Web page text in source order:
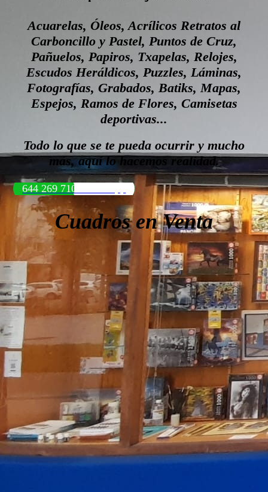
Acuarelas, Óleos, Acrílicos Retratos al
Carboncillo y Pastel, Puntos de Cruz,
Pañuelos, Papiros, Txapelas, Relojes,
Escudos Heráldicos, Puzzles, Láminas,
Fotografías, Grabados, Batiks, Mapas,
Espejos, Ramos de Flores, Camisetas
deportivas...
Todo lo que se te pueda ocurrir y mucho
más, aquí lo hacemos realidad.
644 269 710 WhatsApp
Cuadros en Venta